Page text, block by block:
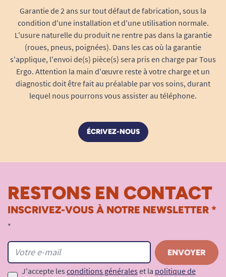
Garantie de 2 ans sur tout défaut de fabrication, sous la
condition d'une installation et d'une utilisation normale.
L'usure naturelle du produit ne rentre pas dans la garantie
(roues, pneus, poignées). Dans les cas où la garantie
s'applique, l'envoi de(s) pièce(s) sera pris en charge par Tous
Ergo. Attention la main d'œuvre reste à votre charge et un
diagnostic doit être fait au préalable par vos soins, durant
lequel nous pourrons vous assister au téléphone.
ÉCRIVEZ-NOUS
RESTONS EN CONTACT
INSCRIVEZ-VOUS À NOTRE NEWSLETTER *
*
J'accepte les conditions générales et la politique de